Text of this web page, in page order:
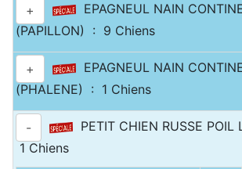
+
EPAGNEUL NAIN
(PAPILLON) : 9 Chiens
+
EPAGNEUL NAIN
(PHALENE) : 1 Chiens
-
PETIT CHIEN RUSSE POIL
1 Chiens